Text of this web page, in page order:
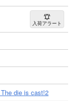
入荷アラート
die is cast!2